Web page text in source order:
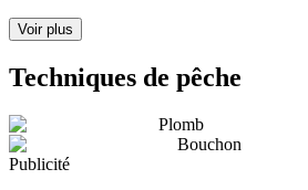
Voir plus
Techniques de pêche
Plomb
Bouchon
Publicité